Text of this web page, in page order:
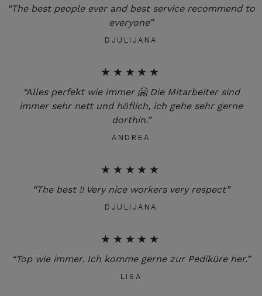
“The best people ever and best service recommend to
everyone”
DJULIJANA
★★★★★
“Alles perfekt wie immer 🤗 Die Mitarbeiter sind
immer sehr nett und höflich, ich gehe sehr gerne
dorthin.”
ANDREA
★★★★★
“The best !! Very nice workers very respect”
DJULIJANA
★★★★★
“Top wie immer. Ich komme gerne zur Pediküre her.”
LISA